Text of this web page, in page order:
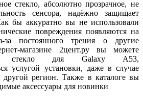
стекло, абсолютно прозрачное, не
сенсора, надёжно защищает
бы аккуратно вы не использовали
повреждения появляются на
за постоянного трения о другие
магазине 2цент.рувы можете
стекло для Galaxy A53,
услугой установки, даже в случае
другой регион.Также в каталоге вы
аксессуары для новинки